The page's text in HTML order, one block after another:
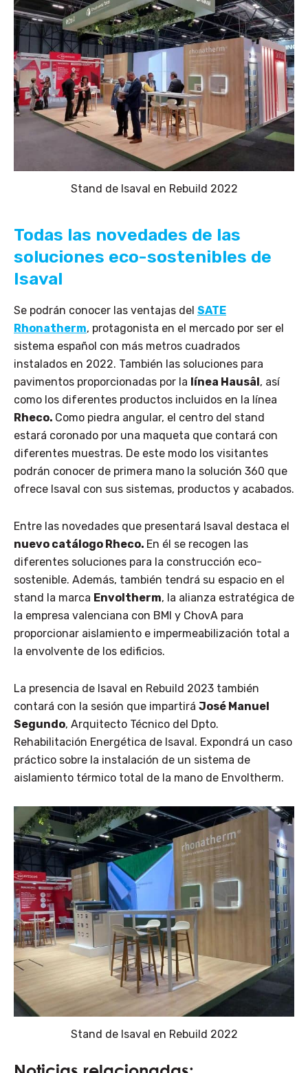
Stand de Isaval en Rebuild 2022
Todas las novedades de las
soluciones eco-sostenibles de
Isaval
Se podrán conocer las ventajas del SATE
Rhonatherm, protagonista en el mercado por ser el
sistema español con más metros cuadrados
instalados en 2022. También las soluciones para
pavimentos proporcionadas por la línea Hausâl , así
como los diferentes productos incluidos en la línea
Rheco. Como piedra angular, el centro del stand
estará coronado por una maqueta que contará con
diferentes muestras. De este modo los visitantes
podrán conocer de primera mano la solución 360 que
ofrece Isaval con sus sistemas, productos y acabados.
Entre las novedades que presentará Isaval destaca el
nuevo catálogo Rheco. En él se recogen las
diferentes soluciones para la construcción eco-
sostenible. Además, también tendrá su espacio en el
stand la marca Envoltherm, la alianza estratégica de
la empresa valenciana con BMI y ChovA para
proporcionar aislamiento e impermeabilización total a
la envolvente de los edificios.
La presencia de Isaval en Rebuild 2023 también
contará con la sesión que impartirá José Manuel
Segundo, Arquitecto Técnico del Dpto.
Rehabilitación Energética de Isaval. Expondrá un caso
práctico sobre la instalación de un sistema de
aislamiento térmico total de la mano de Envoltherm.
Stand de Isaval en Rebuild 2022